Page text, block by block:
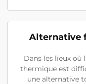
Alternative
Dans les lieux
thermique est
une alternative